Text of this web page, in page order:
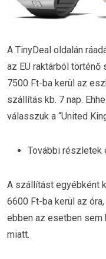
A TinyDeal oldalán
az EU raktárból történő
7500 Ft-ba kerül az
szállítás kb. 7 nap.
válasszuk a “United
További részletek
A szállítást egyébként
6600 Ft-ba kerül az
ebben az esetben sem
miatt.